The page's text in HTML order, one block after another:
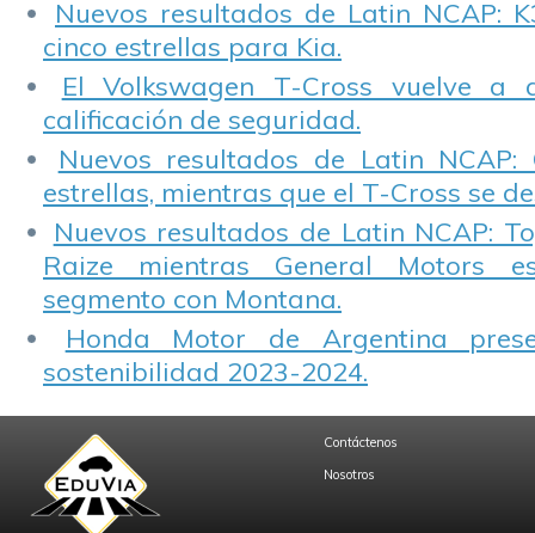
Nuevos resultados de Latin NCAP:
cinco estrellas para Kia.
El Volkswagen T-Cross vuelve a
calificación de seguridad.
Nuevos resultados de Latin NCAP:
estrellas, mientras que el T-Cross se
Nuevos resultados de Latin NCAP:
Raize mientras General Motors
segmento con Montana.
Honda Motor de Argentina
sostenibilidad 2023-2024.
Contáctenos
Nosotros